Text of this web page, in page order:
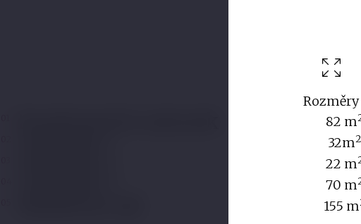
Rozměry
82 m
32m2
22 m
70 m
155 m